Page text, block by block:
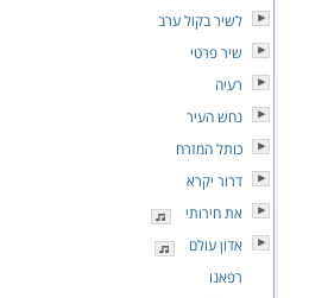
לשיר בקול ערב
שיר פרטי
רעיה
נחש העיר
כותל המזרח
דרור יקרא
את חירותי
אדון עולם
רפאנו